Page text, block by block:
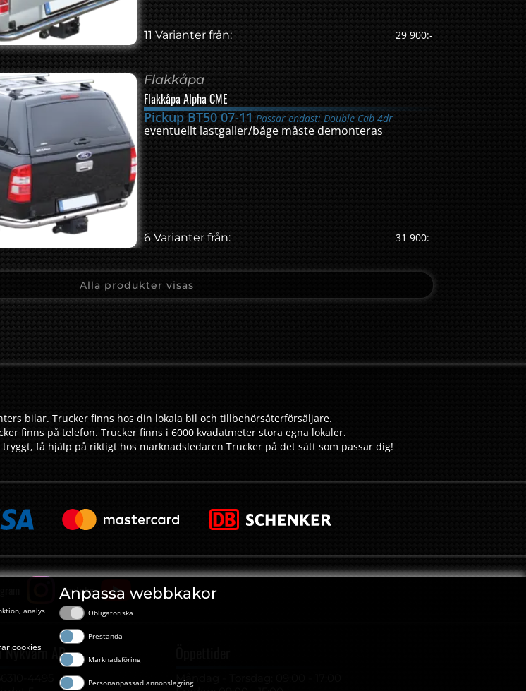
analys
cookies
Anpassa webbkakor
Obligatoriska
Prestanda
Marknadsföring
Personanpassad annonslagring
11 Varianter från: 29 900:-
Flakkåpa
Flakkåpa Alpha CME
Pickup BT50 07-11 Passar endast: Double Cab 4dr
eventuellt lastgaller/båge måste demonteras
6 Varianter från: 31 900:-
Alla produkter visas
bilar. Trucker finns hos din lokala bil och tillbehörsåterförsäljare.
finns på telefon. Trucker finns i 6000 kvadatmeter stora egna lokaler.
få hjälp på riktigt hos marknadsledaren Trucker på det sätt som passar dig!
Youtube
Nykvarn AB
Måndag - Torsdag: 09:00 - 17:00